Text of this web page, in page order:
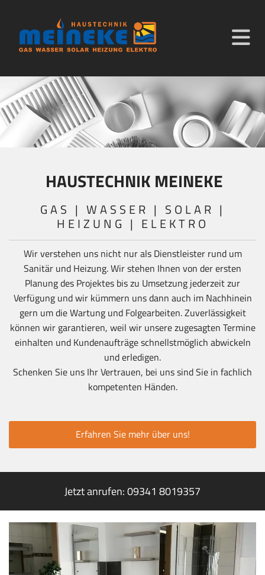
HAUSTECHNIK MEINEKE
GAS | WASSER | SOLAR |
HEIZUNG | ELEKTRO
Wir verstehen uns nicht nur als Dienstleister rund um
Sanitär und Heizung. Wir stehen Ihnen von der ersten
Planung des Projektes bis zu Umsetzung jederzeit zur
Verfügung und wir kümmern uns dann auch im Nachhinein
gern um die Wartung und Folgearbeiten. Zuverlässigkeit
können wir garantieren, weil wir unsere zugesagten Termine
einhalten und Kundenaufträge schnellstmöglich abwickeln
und erledigen.
Schenken Sie uns Ihr Vertrauen, bei uns sind Sie in fachlich
kompetenten Händen.
Erfahren Sie mehr über uns!
Jetzt anrufen:09341 8019357